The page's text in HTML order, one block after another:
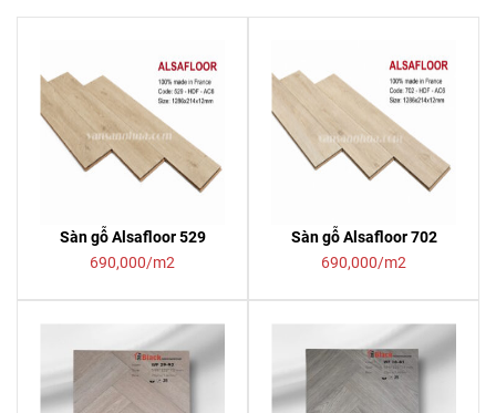
Sàn gỗ Alsafloor 529
690,000/m2
Sàn gỗ Alsafloor 702
690,000/m2